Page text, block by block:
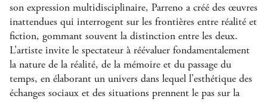
son expression multidisciplinaire, Parreno a créé des œuvres
inattendues qui interrogent sur les frontières entre réalité et
fiction, gommant souvent la distinction entre les deux.
L’artiste invite le spectateur à réévaluer fondamentalement
la nature de la réalité, de la mémoire et du passage du
temps, en élaborant un univers dans lequel l’esthétique des
échanges sociaux et des situations prennent le pas sur la